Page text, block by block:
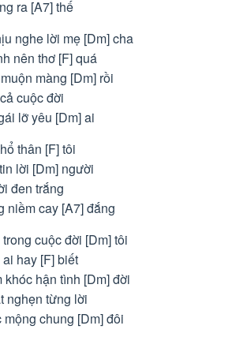
ra [A7] thế
nghe lời mẹ [Dm] cha
nên thơ [F] quá
màng [Dm] rồi
cuộc đời
lỡ yêu [Dm] ai
thân [F] tôi
lời [Dm] người
đen trắng
niềm cay [A7] đắng
cuộc đời [Dm] tôi
hay [F] biết
hận tình [Dm] đời
nghẹn từng lời
chung [Dm] đôi